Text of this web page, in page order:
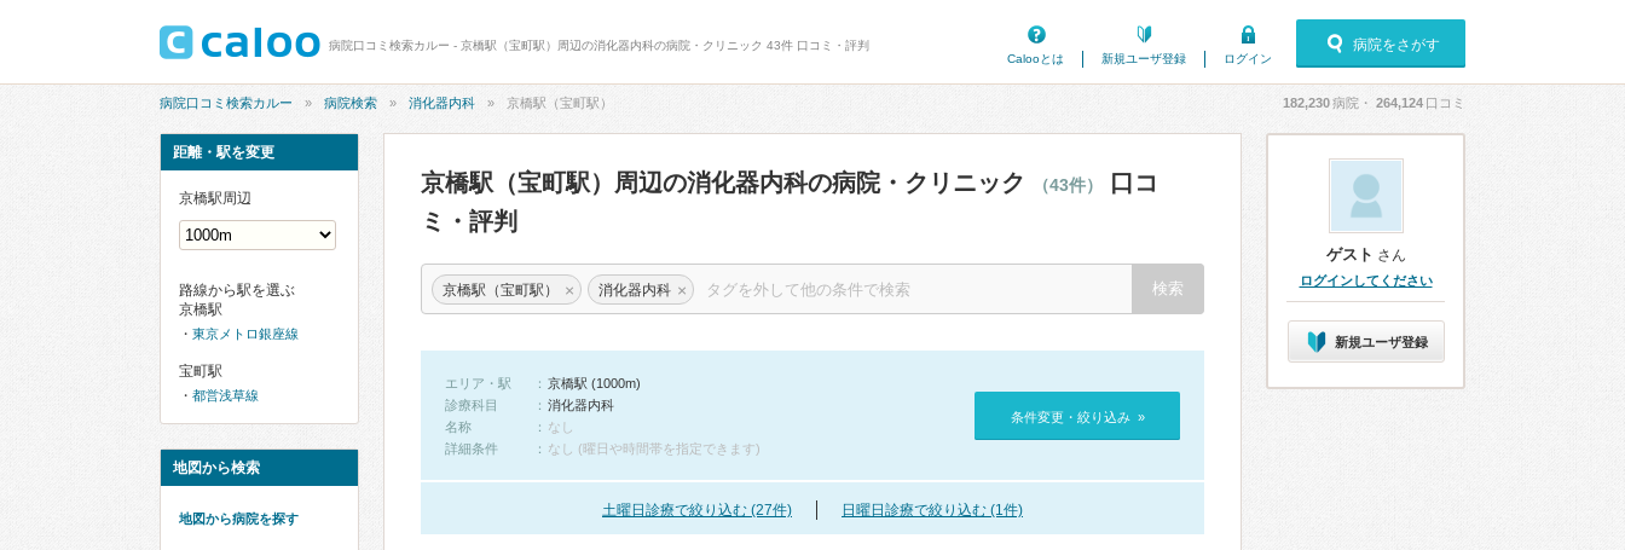
病院口コミ検索カルー - 京橋駅（宝町駅）周辺の消化器内科の病院・クリニック 43件 口コミ・評判
Calooとは
新規ユーザ登録 ログイン
病院をさがす
病院口コミ検索カルー 病院検索 消化器内科 京橋駅（宝町駅） 182,230病院・ 264,124 口コミ
京橋駅（宝町駅）周辺の消化器内科の病院・クリニック （43件）
口コ
ミ・評判
京橋駅（宝町駅） × 消化器内科 ×
エリア・駅
京橋駅 (1000m)
診療科目
消化器内科
名称
なし
詳細条件
なし (曜日や時間帯を指定できます)
条件変更・絞り込み »
土曜日診療で絞り込む (27件) 日曜日診療で絞り込む (1件)
距離・駅を変更
京橋駅周辺
路線から駅を選ぶ
京橋駅
東京メトロ銀座線
宝町駅
都営浅草線
地図から検索
地図から病院を探す
ゲスト さん
ログインしてください
新規ユーザ登録